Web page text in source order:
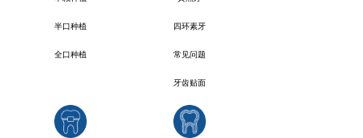
半口种植
全口种植
四环素牙
常见问题
牙齿贴面